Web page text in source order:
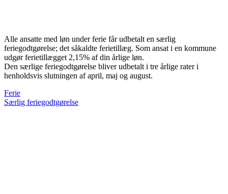
Alle ansatte med løn under ferie får udbetalt en særlig
feriegodtgørelse; det såkaldte ferietillæg. Som ansat i en kommune
udgør ferietillægget 2,15% af din årlige løn.
Den særlige feriegodtgørelse bliver udbetalt i tre årlige rater i
henholdsvis slutningen af april, maj og august.
Ferie
Særlig feriegodtgørelse